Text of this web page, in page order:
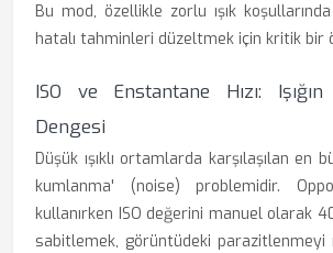
Bu mod, özellikle zorlu ışık koşullarında
hatalı tahminleri düzeltmek için kritik bir
ISO ve Enstantane Hızı:
Dengesi
Düşük ışıklı ortamlarda karşılaşılan en
kumlanma' (noise) problemidir.
kullanırken ISO değerini manuel olarak
sabitlemek, görüntüdeki parazitlenmeyi